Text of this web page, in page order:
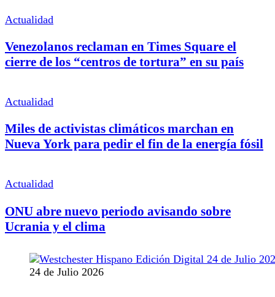
Actualidad
Venezolanos reclaman en Times Square el
cierre de los “centros de tortura” en su país
Actualidad
Miles de activistas climáticos marchan en
Nueva York para pedir el fin de la energía fósil
Actualidad
ONU abre nuevo periodo avisando sobre
Ucrania y el clima
24 de Julio 2026